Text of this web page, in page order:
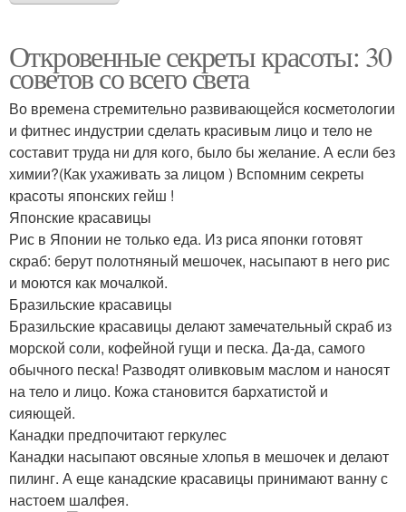
Откровенные секреты красоты: 30
советов со всего света
Во времена стремительно развивающейся косметологии
и фитнес индустрии сделать красивым лицо и тело не
составит труда ни для кого, было бы желание. А если без
химии?(Как ухаживать за лицом ) Вспомним секреты
красоты японских гейш !
Японские красавицы
Рис в Японии не только еда. Из риса японки готовят
скраб: берут полотняный мешочек, насыпают в него рис
и моются как мочалкой.
Бразильские красавицы
Бразильские красавицы делают замечательный скраб из
морской соли, кофейной гущи и песка. Да-да, самого
обычного песка! Разводят оливковым маслом и наносят
на тело и лицо. Кожа становится бархатистой и
сияющей.
Канадки предпочитают геркулес
Канадки насыпают овсяные хлопья в мешочек и делают
пилинг. А еще канадские красавицы принимают ванну с
настоем шалфея.